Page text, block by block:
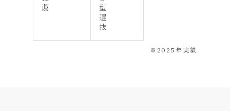
薦
型
選
抜
※2025年実績